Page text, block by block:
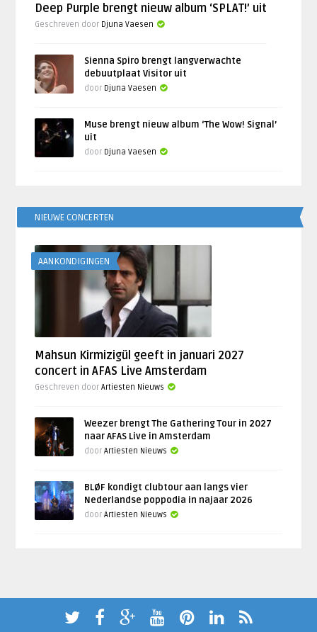
Deep Purple brengt nieuw album ‘SPLAT!’ uit
Geschreven door Djuna Vaesen
Sienna Spiro brengt langverwachte
debuutplaat Visitor uit
door Djuna Vaesen
Muse brengt nieuw album ‘The Wow! Signal’
uit
door Djuna Vaesen
NIEUWE CONCERTEN
AANKONDIGINGEN
Mahsun Kirmizigül geeft in januari 2027
concert in AFAS Live Amsterdam
Geschreven doorArtiesten Nieuws
Weezer brengt The Gathering Tour in 2027
naar AFAS Live in Amsterdam
doorArtiesten Nieuws
BLØF kondigt clubtour aan langs vier
Nederlandse poppodia in najaar 2026
doorArtiesten Nieuws